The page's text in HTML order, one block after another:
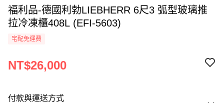
福利品-德國利勃LIEBHERR 6尺3 弧型玻璃推
拉冷凍櫃408L (EFI-5603)
宅配免運費
NT$26,000
付款與運送方式